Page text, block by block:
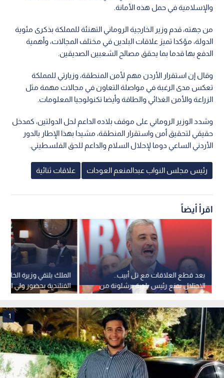
والإسلامية في حمل هذه الأمانة.
من جهته، قدم وزير الخارجية الروماني التهنئة للمملكة بذكرى مئوية
الدولة، مؤكدا تميز علاقات البلدين في مختلف المجالات، وأهمية
الدفع بها قدما بما يحقق مصالح الشعبين الصديقين.
وقال إن استقرار الأردن مهم لأمن المنطقة، وزيارتي للمملكة
تعكس مدى الرغبة في مواصلة التعاون في مجالات مهمة مثل
الزراعة والأمن الغذائي والطاقة وأيضا تكنولوجيا المعلومات.
وشدد الوزير الروماني على موقف بلاده الداعم لحل الدولتين، كمدخل
حقيقي لتحقيق أمن واستقرار المنطقة، مشيدا بهذا الإطار بالدور
الأردني الساعي دوما لإحلال السلام والداعم للحق الفلسطيني.
رئيس مجلس النواب عبدالمنعم العودات علاقات ثنائية
اقرأ أيضاً
الملك يلتقي وزيرة
الفنلندية بحضور ولي
بعد قطع العلاقات مع تل أبيب..
الاحتلال يمنع رئيس بلدية برشلونة من
دخول أراضيها
1